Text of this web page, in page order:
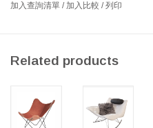
或土壤沒有受到污染。產品中未
加入查詢清單 / 加入比較 /列印
Related products